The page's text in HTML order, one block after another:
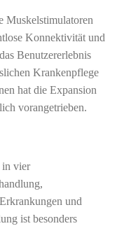
Muskelstimulatoren
Konnektivität und
Benutzererlebnis
Krankenpflege
hat die Expansion
vorangetrieben.
in vier
und
ist besonders